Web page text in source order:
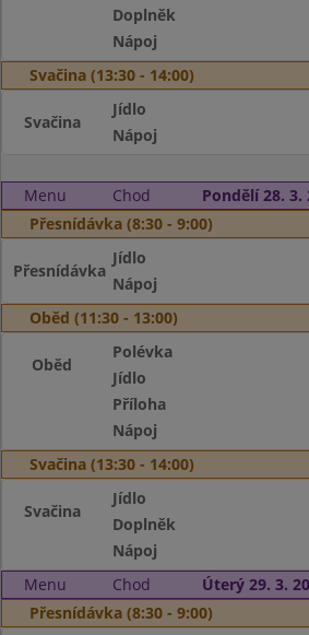
Doplněk
Nápoj
Svačina (13:30 - 14:00)
Svačina
Jídlo
Nápoj
Menu Chod
Pondělí 28. 3.
Přesnídávka (8:30 - 9:00)
Přesnídávka
Jídlo
Nápoj
Oběd (11:30 - 13:00)
Oběd
Polévka
Jídlo
Příloha
Nápoj
Svačina (13:30 - 14:00)
Svačina
Jídlo
Doplněk
Nápoj
Menu
Chod
Úterý 29. 3.
Přesnídávka (8:30 - 9:00)